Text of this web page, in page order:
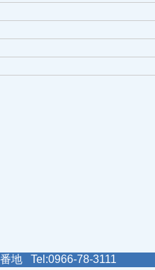
地 Tel:0966-78-3111